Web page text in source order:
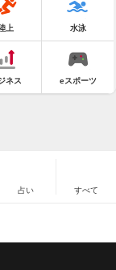
上 水泳
ネス eスポーツ
占い すべて